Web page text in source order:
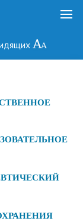
ВЕННОЕ